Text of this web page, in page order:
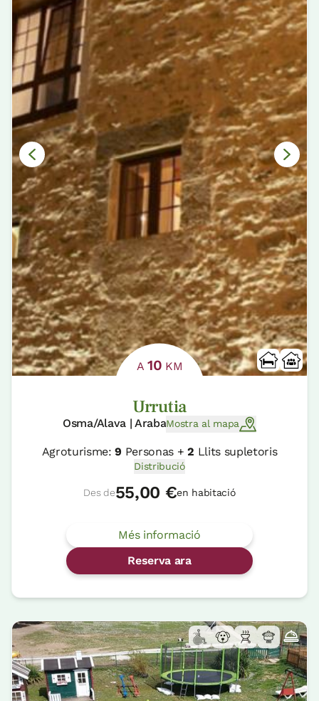
A 10 KM
Urrutia
Osma/Alava | ArabaMostra al mapa
Agroturisme:9 Personas +2 Llits supletoris
Distribució
Des de55,00 €en habitació
Més informació
Reserva ara